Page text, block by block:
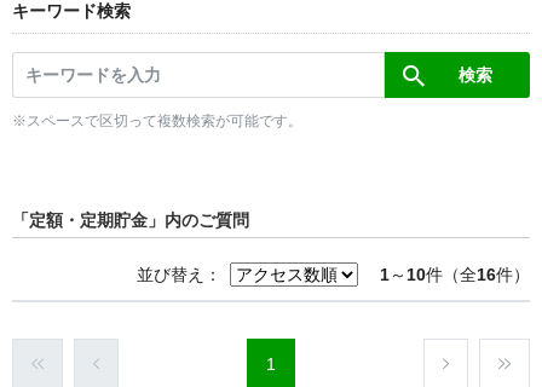
キーワード検索
※スペースで区切って複数検索が可能です。
「定額・定期貯金」内のご質問
並び替え： 1～ 10件（全16件）
1